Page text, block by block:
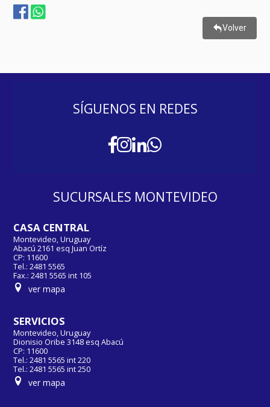
Volver
SÍGUENOS EN REDES
SUCURSALES MONTEVIDEO
CASA CENTRAL
Montevideo, Uruguay
Abacú 2161 esq Juan Ortíz
CP: 11600
Tel.: 2481 5565
Fax.: 2481 5565 int 105
ver mapa
SERVICIOS
Montevideo, Uruguay
Dionisio Oribe 3148 esq Abacú
CP: 11600
Tel.: 2481 5565 int 220
Tel.: 2481 5565 int 250
ver mapa